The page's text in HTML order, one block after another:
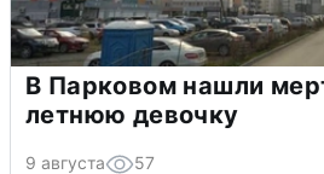
В Парковом нашли
летнюю девочку
9 августа 57